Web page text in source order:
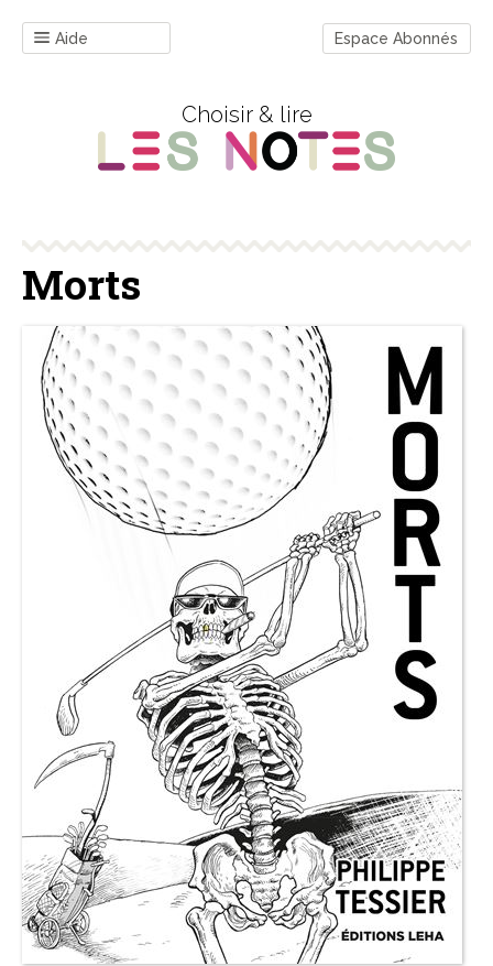
Aide Espace Abonnés
Choisir & lire
Morts